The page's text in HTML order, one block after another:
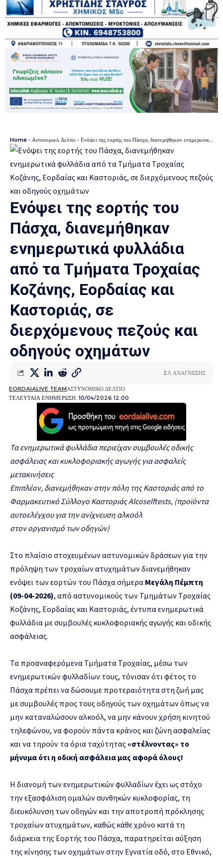
Home - Αστυνομικό Δελτίο - Ενόψει της εορτής του Πάσχα, διανεμήθηκαν ενημερωτικά φυλλάδια από τα Τμήματα Τροχαίας Κοζάνης, Εορδαίας και Καστοριάς, σε διερχόμενους πεζούς και οδηγούς οχημάτων
Ενόψει της εορτής του
Πάσχα, διανεμήθηκαν
ενημερωτικά φυλλάδια
από τα Τμήματα Τροχαίας
Κοζάνης, Εορδαίας και
Καστοριάς, σε
διερχόμενους πεζούς και
οδηγούς οχημάτων
ΤΕΛΕΥΤΑΙΑ ΕΝΗΜΕΡΩΣΗ: 10/04/2026 12:00
EORDAIALIVE TEAMΑΣΤΥΝΟΜΙΚΟ ΔΕΛΤΙΟ
2Λ ΑΝΑΓΝΩΣΗΣ
Τα ενημερωτικά φυλλάδια περιείχαν συμβουλές οδικής
ασφάλειας καικυκλοφοριακής αγωγής για ασφαλείς
μετακινήσεις
Επιπλέον, διανεμήθηκαν στην πόλη της Καστοριάς από το
Φαρμακευτικό Σύλλογο Καστοριάς Alcoselftests, (προϊόντα
αυτοελέγχου για την ανίχνευση αλκοόλ
στον οργανισμό των οδηγών)
Στο πλαίσιο στοχευμένων αστυνομικών δράσεων για την
πρόληψη των τροχαίων ατυχημάτων διανεμήθηκαν
ενόψει των εορτών του Πάσχα σήμερα Μεγάλη Πέμπτη
(09-04-2026), από αστυνομικούς των Τμημάτων Τροχαίας
Κοζάνης, Εορδαίας και Καστοριάς, έντυπα ενημερωτικά
φυλλάδια με συμβουλές κυκλοφοριακής αγωγής και οδικής
ασφάλειας.
Τα προαναφερόμενα Τμήματα Τροχαίας, μέσω των
ενημερωτικών φυλλαδίων τους, τόνισαν ότι φέτος το
Πάσχα πρέπει να δώσουμε προτεραιότητα στη ζωή μας
με συμβουλές προς τους οδηγούς των οχημάτων όπως να
μην καταναλώσουν αλκοόλ, να μην κάνουν χρήση κινητού
τηλεφώνου, να φορούν πάντα κράνος και ζώνη ασφαλείας
και να τηρούν τα όρια ταχύτητας «στέλνοντας» το
μήνυμα ότι η οδική ασφάλεια μας αφορά όλους!
Η διανομή των ενημερωτικών φυλλαδίων έχει ως στόχο
την εξασφάλιση ομαλών συνθηκών κυκλοφορίας, τη
διευκόλυνση των οδηγών και την αποτροπή πρόκλησης
τροχαίων ατυχημάτων, καθώς κάθε χρόνο κατά τη
διάρκεια της Εορτής του Πάσχα, παρατηρείται αύξηση
της κίνησης των οχημάτων στην Εγνατία οδό, στο Εθνικό,